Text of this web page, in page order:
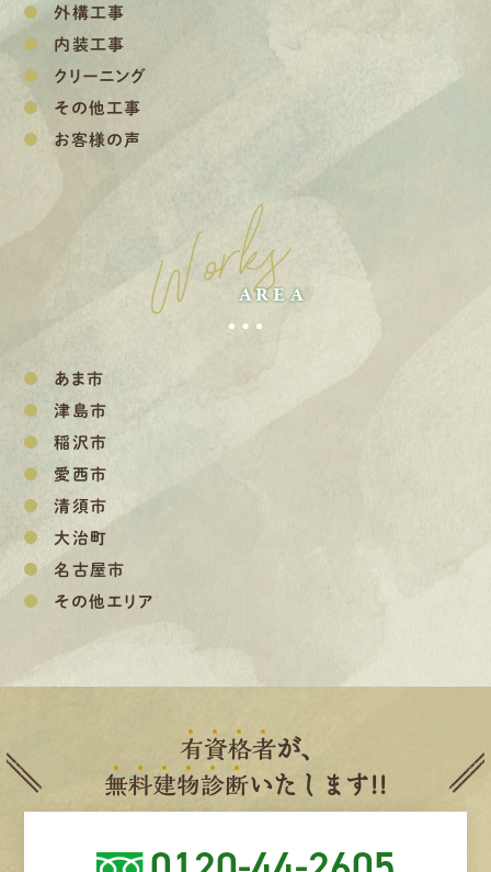
外構工事
内装工事
クリーニング
その他工事
お客様の声
Works
AREA
あま市
津島市
稲沢市
愛西市
清須市
大治町
名古屋市
その他エリア
有資格者が、
無料建物診断いたします!!